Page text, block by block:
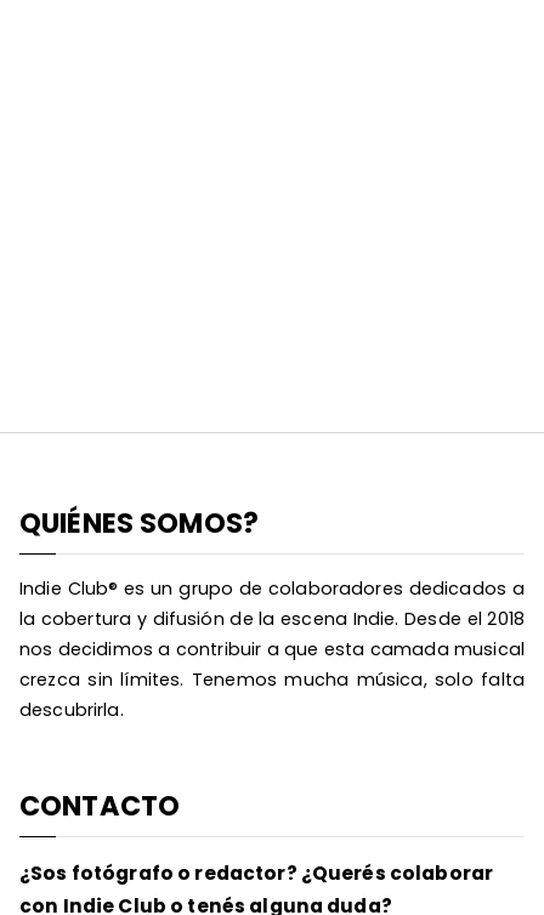
QUIÉNES SOMOS?
Indie Club® es un grupo de colaboradores dedicados a
la cobertura y difusión de la escena Indie. Desde el 2018
nos decidimos a contribuir a que esta camada musical
crezca sin límites. Tenemos mucha música, solo falta
descubrirla.
CONTACTO
¿Sos fotógrafo o redactor? ¿Querés colaborar
con Indie Club o tenés alguna duda?